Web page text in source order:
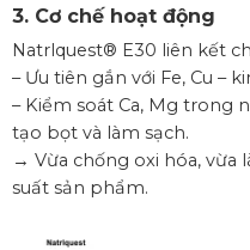
3. Cơ chế hoạt động
Natrlquest® E30 liên kết
– Ưu tiên gắn với Fe, Cu –
– Kiểm soát Ca, Mg trong
tạo bọt và làm sạch.
→ Vừa chống oxi hóa, vừa
suất sản phẩm.